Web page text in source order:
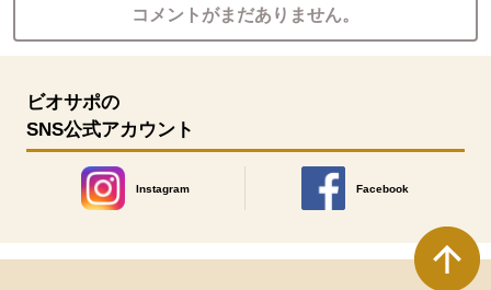
コメントがまだありません。
ビオサポの
SNS公式アカウント
Instagram
別のウィンドウで開きます。
Facebook
別のウィンドウで開きます